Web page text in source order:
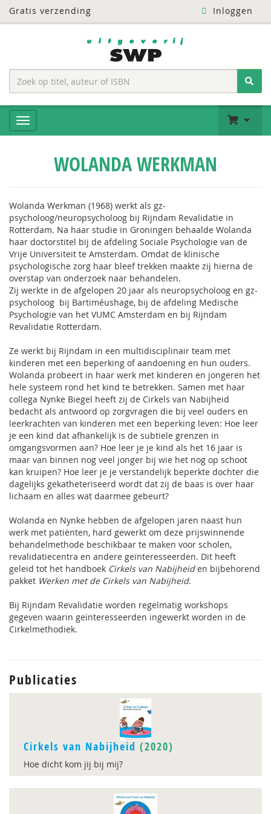
Gratis verzending Inloggen
WOLANDA WERKMAN
Wolanda Werkman (1968) werkt als gz-
psycholoog/neuropsycholoog bij Rijndam Revalidatie in
Rotterdam. Na haar studie in Groningen behaalde Wolanda
haar doctorstitel bij de afdeling Sociale Psychologie van de
Vrije Universiteit te Amsterdam. Omdat de klinische
psychologische zorg haar bleef trekken maakte zij hierna de
overstap van onderzoek naar behandelen.
Zij werkte in de afgelopen 20 jaar als neuropsycholoog en gz-
psycholoog bij Bartiméushage, bij de afdeling Medische
Psychologie van het VUMC Amsterdam en bij Rijndam
Revalidatie Rotterdam.
Ze werkt bij Rijndam in een multidisciplinair team met
kinderen met een beperking of aandoening en hun ouders.
Wolanda probeert in haar werk met kinderen en jongeren het
hele systeem rond het kind te betrekken. Samen met haar
collega Nynke Biegel heeft zij de Cirkels van Nabijheid
bedacht als antwoord op zorgvragen die bij veel ouders en
leerkrachten van kinderen met een beperking leven: Hoe leer
je een kind dat afhankelijk is de subtiele grenzen in
omgangsvormen aan? Hoe leer je je kind als het 16 jaar is
maar van binnen nog veel jonger bij wie het nog op schoot
kan kruipen? Hoe leer je je verstandelijk beperkte dochter die
dagelijks gekatheteriseerd wordt dat zij de baas is over haar
lichaam en alles wat daarmee gebeurt?
Wolanda en Nynke hebben de afgelopen jaren naast hun
werk met patiënten, hard gewerkt om deze prijswinnende
behandelmethode beschikbaar te maken voor scholen,
revalidatiecentra en andere geïnteresseerden. Dit heeft
geleid tot het handboek Cirkels van Nabijheiden bijbehorend
pakket Werken met de Cirkels van Nabijheid.
Bij Rijndam Revalidatie worden regelmatig workshops
gegeven waarin geïnteresseerden ingewerkt worden in de
Cirkelmethodiek.
Publicaties
Cirkels van Nabijheid (2020)
Hoe dicht kom jij bij mij?